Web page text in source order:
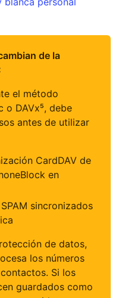
de la
el método
o DAVx⁵, debe
antes de utilizar
CardDAV de
en
sincronizados
de datos,
los números
Si los
guardados como